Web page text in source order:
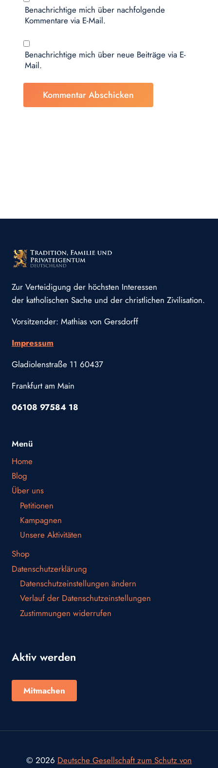
Benachrichtige mich über nachfolgende
Kommentare via E-Mail.
Benachrichtige mich über neue Beiträge via E-
Mail.
Zur Verteidigung der höchsten Interessen
der katholischen Sache und der christlichen Zivilisation.
Vorsitzender: Mathias von Gersdorff
Impressum
Gladiolenstraße 11 60437
Frankfurt am Main
06108 97584 18
Menü
Home
Blog
Über uns
Petitionen
Kampagnen
Unsere Aktivitäten
Shop
Datenschutzerklärung
Datenschutzeinstellungen ändern
Verlauf der Datenschutzeinstellungen
Zustimmungen widerrufen
Aktiv werden
Mitmachen
© 2026 Deutsche Gesellschaft zum Schutz von